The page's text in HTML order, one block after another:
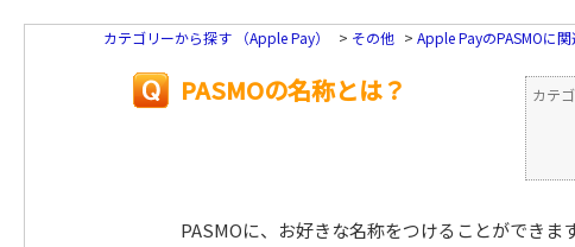
カテゴリーから探す （Apple Pay） > その他 > Apple PayのPASMOに
PASMOの名称とは？ カテ
PASMOに、お好きな名称をつけることができま